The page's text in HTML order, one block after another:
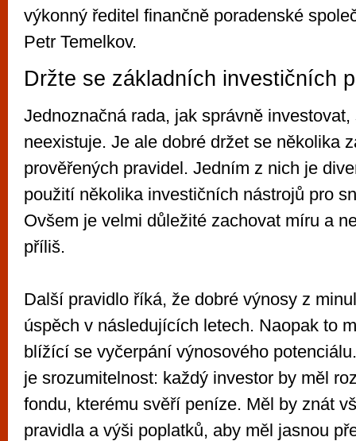
výkonný ředitel finančně poradenské
Petr Temelkov.
Držte se základních investičních
Jednoznačná rada, jak správně
neexistuje. Je ale dobré držet se několika
prověřených pravidel. Jedním z nich je
použití několika investičních nástrojů pro
Ovšem je velmi důležité zachovat míru a
příliš.
Další pravidlo říká, že dobré výnosy z
úspěch v následujících letech. Naopak to
blížící se vyčerpání výnosového
je srozumitelnost: každý investor by měl
fondu, kterému svěří peníze. Měl by znát
pravidla a výši poplatků, aby měl jasnou